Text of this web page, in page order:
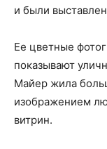
и были
Ее цветные
показывают
Майер жила
изображением
витрин.